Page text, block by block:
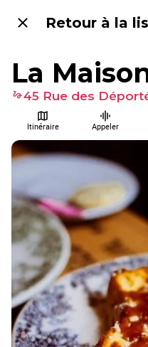
Retour à la
La
45 Rue des
Itinéraire Appeler